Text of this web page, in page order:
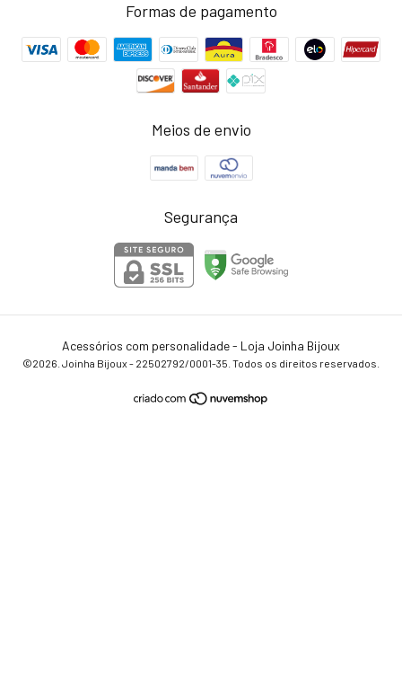
Formas de pagamento
Meios de envio
Segurança
Acessórios com personalidade - Loja Joinha Bijoux
©2026. Joinha Bijoux - 22502792/0001-35. Todos os direitos reservados.